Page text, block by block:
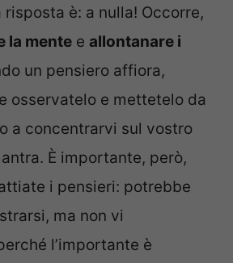
è: a nulla! Occorre,
la mente e allontanare i
un pensiero affiora,
osservatelo e mettetelo da
a concentrarvi sul vostro
È importante, però,
i pensieri: potrebbe
ma non vi
l’importante è